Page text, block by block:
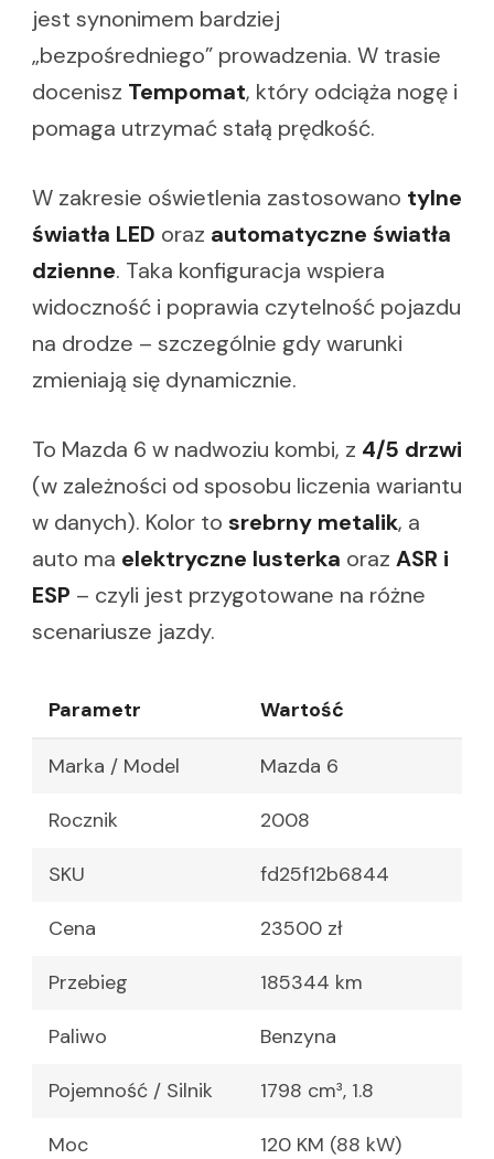
jest synonimem bardziej
„bezpośredniego” prowadzenia. W trasie
docenisz Tempomat, który odciąża nogę i
pomaga utrzymać stałą prędkość.
W zakresie oświetlenia zastosowano tylne
światła LED oraz automatyczne światła
dzienne. Taka konfiguracja wspiera
widoczność i poprawia czytelność pojazdu
na drodze – szczególnie gdy warunki
zmieniają się dynamicznie.
To Mazda 6 w nadwoziu kombi, z 4/5 drzwi
(w zależności od sposobu liczenia wariantu
w danych). Kolor to srebrny metalik, a
auto ma elektryczne lusterka oraz ASR i
ESP – czyli jest przygotowane na różne
scenariusze jazdy.
Parametr Wartość
Marka / Model Mazda 6
Rocznik 2008
SKU fd25f12b6844
Cena 23500 zł
Przebieg 185344 km
Paliwo Benzyna
Pojemność / Silnik 1798 cm³, 1.8
Moc 120 KM (88 kW)